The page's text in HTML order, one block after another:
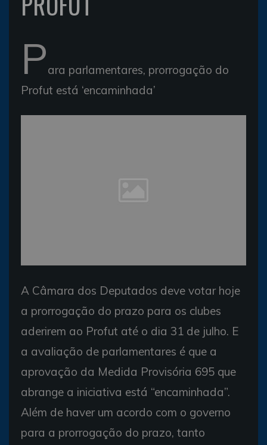
Para parlamentares, prorrogação do
Profut está ‘encaminhada’
A Câmara dos Deputados deve votar hoje
a prorrogação do prazo para os clubes
aderirem ao Profut até o dia 31 de julho. E
a avaliação de parlamentares é que a
aprovação da Medida Provisória 695 que
abrange a iniciativa está “encaminhada”.
Além de haver um acordo com o governo
para a prorrogação do prazo, tanto